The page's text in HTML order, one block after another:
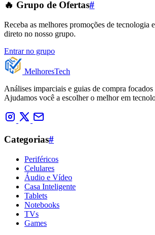
🔥 Grupo de Ofertas#
Receba as melhores promoções de tecnologia
direto no nosso grupo.
Entrar no grupo
MelhoresTech
Análises imparciais e guias de compra
Ajudamos você a escolher o melhor em
Categorias#
Periféricos
Celulares
Áudio e Vídeo
Casa Inteligente
Tablets
Notebooks
TVs
Games